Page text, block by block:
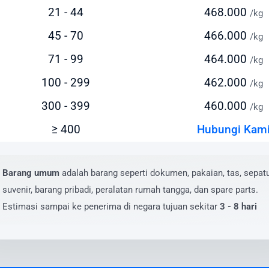
yang memengaruhi biaya pengiriman ke Peru meliputi:
Jenis layanan yang dipilih (express/standard)
Lokasi pengiriman dan penerimaan
Layanan tambahan yang dipilih
mendapatkan estimasi biaya yang akurat, masukkan
menghubungi tim layanan pelanggan kami untuk
pengiriman dalam jumlah besar atau barang dengan
khusus.
21 - 44 468.000 /kg
45 - 70 466.000 /kg
71 - 99 464.000 /kg
100 - 299 462.000 /kg
300 - 399 460.000 /kg
≥ 400 Hubungi Kami
Barang umum adalah barang seperti dokumen, pakaian, tas,
suvenir, barang pribadi, peralatan rumah tangga, dan spare parts.
Estimasi sampai ke penerima di negara tujuan sekitar 3 - 8 hari